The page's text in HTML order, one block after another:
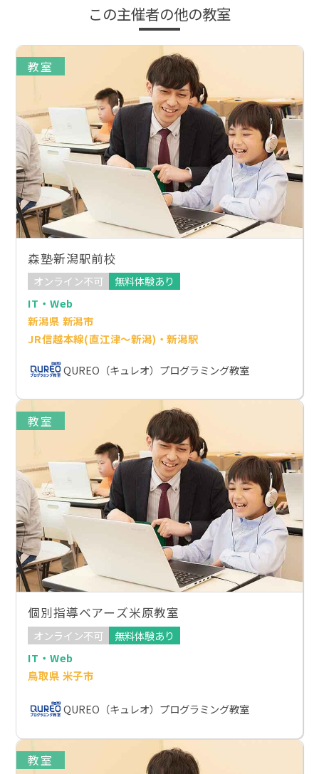
この主催者の他の教室
教室
森塾新潟駅前校
オンライン不可
無料体験あり
IT・Web
新潟県 新潟市
JR信越本線(直江津～新潟)・新潟駅
QUREO（キュレオ）プログラミング教室
教室
個別指導ベアーズ米原教室
オンライン不可
無料体験あり
IT・Web
鳥取県 米子市
QUREO（キュレオ）プログラミング教室
教室